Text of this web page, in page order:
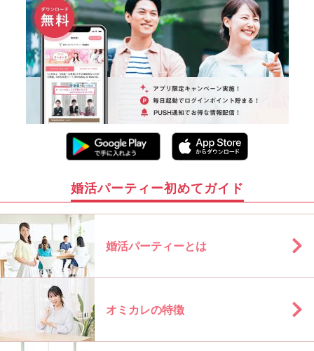
婚活パーティー初めてガイド
婚活パーティーとは
オミカレの特徴